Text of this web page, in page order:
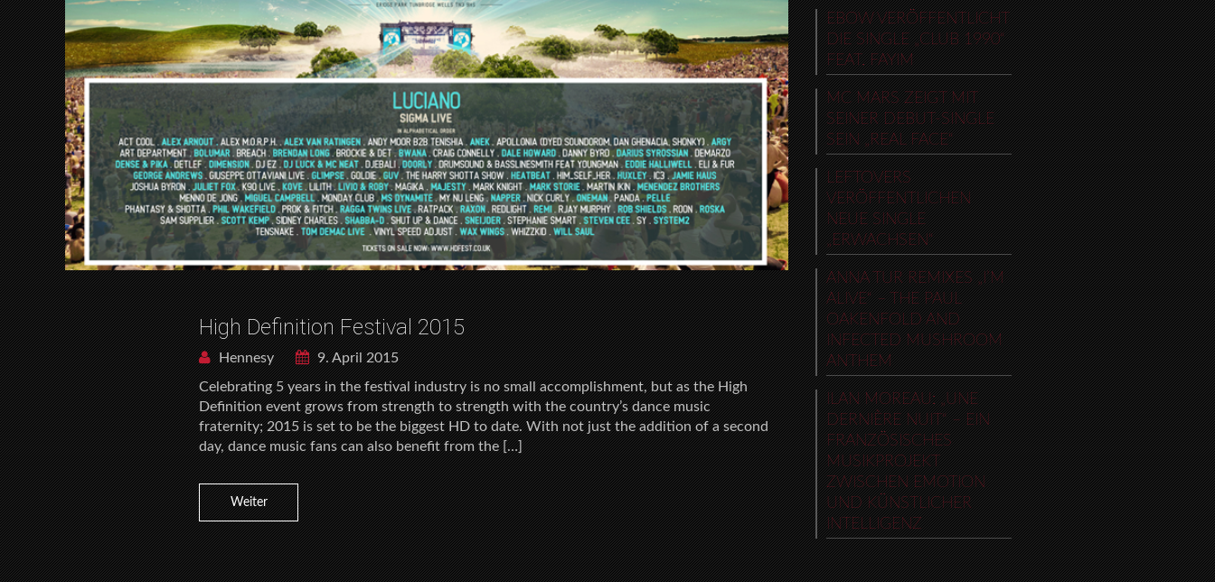
High Definition Festival 2015
Hennesy
9. April 2015
Celebrating 5 years in the festival industry is no small accomplishment, but as the High
Definition event grows from strength to strength with the country’s dance music
fraternity; 2015 is set to be the biggest HD to date. With not just the addition of a second
day, dance music fans can also benefit from the […]
Weiter
EBOW VERÖFFENTLICHT
DIE SINGLE „CLUB 1990“
FEAT. FAYIM
MC MARS ZEIGT MIT
SEINER DEBUT-SINGLE
SEIN „REAL FACE“
LEFTOVERS
VERÖFFENTLICHEN
NEUE SINGLE
„ERWACHSEN“
ANNA TUR REMIXES „I’M
ALIVE“ – THE PAUL
OAKENFOLD AND
INFECTED MUSHROOM
ANTHEM
ILAN MOREAU: „UNE
DERNIÈRE NUIT“ – EIN
FRANZÖSISCHES
MUSIKPROJEKT
ZWISCHEN EMOTION
UND KÜNSTLICHER
INTELLIGENZ